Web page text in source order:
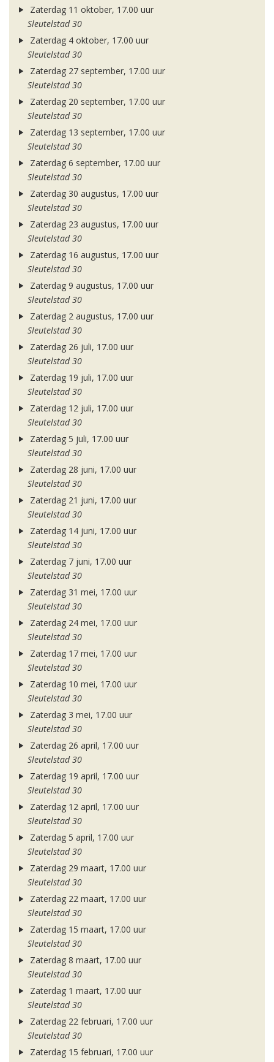
Zaterdag 11 oktober, 17.00 uur
Sleutelstad 30
Zaterdag 4 oktober, 17.00 uur
Sleutelstad 30
Zaterdag 27 september, 17.00 uur
Sleutelstad 30
Zaterdag 20 september, 17.00 uur
Sleutelstad 30
Zaterdag 13 september, 17.00 uur
Sleutelstad 30
Zaterdag 6 september, 17.00 uur
Sleutelstad 30
Zaterdag 30 augustus, 17.00 uur
Sleutelstad 30
Zaterdag 23 augustus, 17.00 uur
Sleutelstad 30
Zaterdag 16 augustus, 17.00 uur
Sleutelstad 30
Zaterdag 9 augustus, 17.00 uur
Sleutelstad 30
Zaterdag 2 augustus, 17.00 uur
Sleutelstad 30
Zaterdag 26 juli, 17.00 uur
Sleutelstad 30
Zaterdag 19 juli, 17.00 uur
Sleutelstad 30
Zaterdag 12 juli, 17.00 uur
Sleutelstad 30
Zaterdag 5 juli, 17.00 uur
Sleutelstad 30
Zaterdag 28 juni, 17.00 uur
Sleutelstad 30
Zaterdag 21 juni, 17.00 uur
Sleutelstad 30
Zaterdag 14 juni, 17.00 uur
Sleutelstad 30
Zaterdag 7 juni, 17.00 uur
Sleutelstad 30
Zaterdag 31 mei, 17.00 uur
Sleutelstad 30
Zaterdag 24 mei, 17.00 uur
Sleutelstad 30
Zaterdag 17 mei, 17.00 uur
Sleutelstad 30
Zaterdag 10 mei, 17.00 uur
Sleutelstad 30
Zaterdag 3 mei, 17.00 uur
Sleutelstad 30
Zaterdag 26 april, 17.00 uur
Sleutelstad 30
Zaterdag 19 april, 17.00 uur
Sleutelstad 30
Zaterdag 12 april, 17.00 uur
Sleutelstad 30
Zaterdag 5 april, 17.00 uur
Sleutelstad 30
Zaterdag 29 maart, 17.00 uur
Sleutelstad 30
Zaterdag 22 maart, 17.00 uur
Sleutelstad 30
Zaterdag 15 maart, 17.00 uur
Sleutelstad 30
Zaterdag 8 maart, 17.00 uur
Sleutelstad 30
Zaterdag 1 maart, 17.00 uur
Sleutelstad 30
Zaterdag 22 februari, 17.00 uur
Sleutelstad 30
Zaterdag 15 februari, 17.00 uur